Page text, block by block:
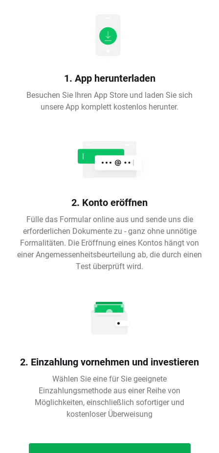
1. App herunterladen
Besuchen Sie Ihren App Store und laden Sie sich
unsere App komplett kostenlos herunter.
2. Konto eröffnen
Fülle das Formular online aus und sende uns die
erforderlichen Dokumente zu - ganz ohne unnötige
Formalitäten. Die Eröffnung eines Kontos hängt von
einer Angemessenheitsbeurteilung ab, die durch einen
Test überprüft wird.
2. Einzahlung vornehmen und investieren
Wählen Sie eine für Sie geeignete
Einzahlungsmethode aus einer Reihe von
Möglichkeiten, einschließlich sofortiger und
kostenloser Überweisung